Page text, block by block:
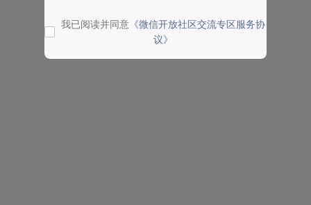
我已阅读并同意 《微信开放社区交流专区服务协
议》